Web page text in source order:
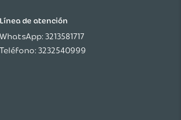
Línea de atención
WhatsApp: 3213581717
Teléfono: 3232540999